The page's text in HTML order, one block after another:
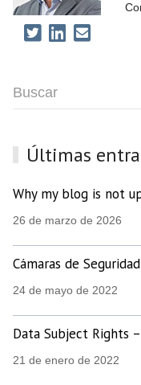
Últimas
Why my blog is not
26 de marzo de 2026
Cámaras de
24 de mayo de 2022
Data Subject Rights –
21 de enero de 2022